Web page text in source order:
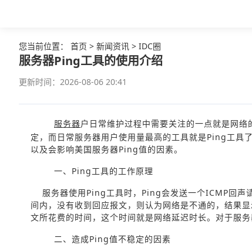
您当前位置： 首页 > 新闻资讯 > IDC圈
服务器Ping工具的使用介绍
更新时间：2026-08-06 20:41
服务器户日常维护过程中需要关注的一点就是网络
定，而日常服务器用户使用量最高的工具就是Ping工具
以及会影响美国服务器Ping值的因素。
一、Ping工具的工作原理
服务器使用Ping工具时，Ping会发送一个ICMP回声
间内，没有收到回应报文，则认为网络是不通的，结果
文所花费的时间，这个时间就是网络延迟时长。对于服
二、造成Ping值不稳定的因素